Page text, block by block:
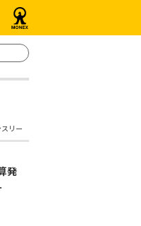
発
リー